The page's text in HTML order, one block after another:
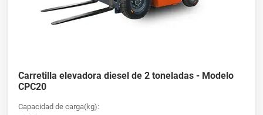
Carretillas elevadoras diesel de alta
en potencia, eficiencia y longevidad. Nuestras carretillas
elevadoras diésel están diseñadas para proporcionar una
capacidad de elevación y una eficiencia de combustible
Carretilla elevadora diesel de 2 toneladas - Modelo
CPC20
Capacidad de carga(kg):